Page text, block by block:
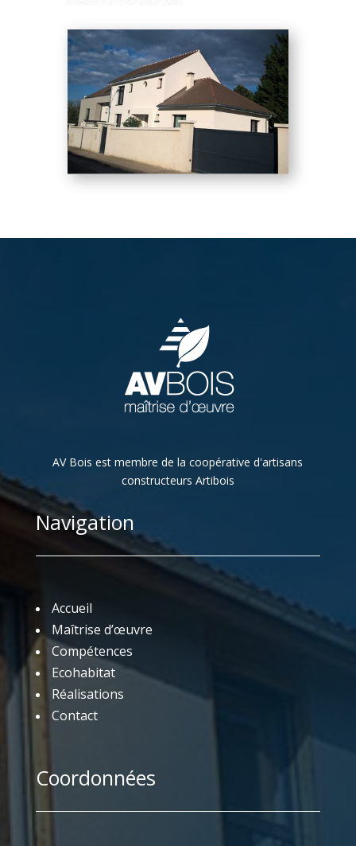
AV Bois est membre de la coopérative d'artisans
constructeurs Artibois
Navigation
Accueil
Maîtrise d’œuvre
Compétences
Ecohabitat
Réalisations
Contact
Coordonnées